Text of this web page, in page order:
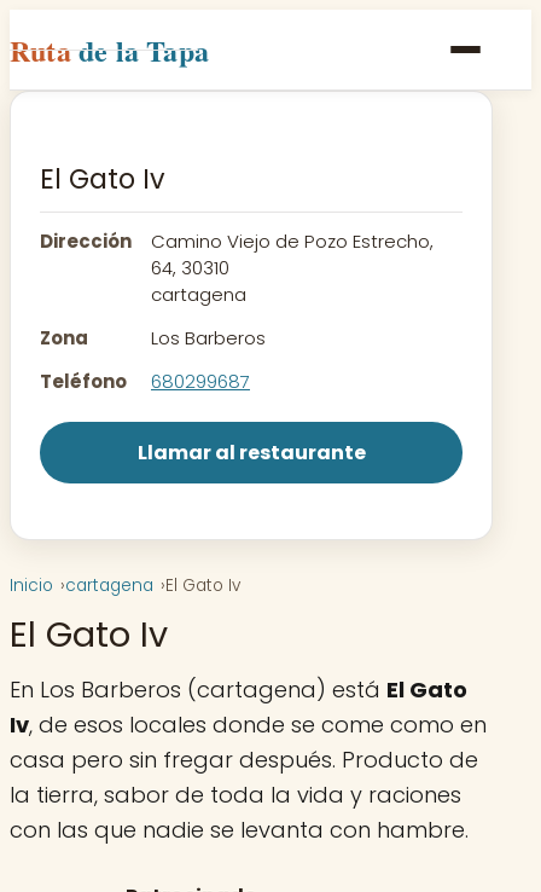
Rutade la Tapa
Inicio
Rutas
Contacto
El Gato Iv
Dirección
Camino Viejo de Pozo Estrecho,
64, 30310
cartagena
Zona
Los Barberos
Teléfono
680299687
Llamar al restaurante
Inicio cartagena El Gato Iv
El Gato Iv
En Los Barberos (cartagena) está El Gato
Iv, de esos locales donde se come como en
casa pero sin fregar después. Producto de
la tierra, sabor de toda la vida y raciones
con las que nadie se levanta con hambre.